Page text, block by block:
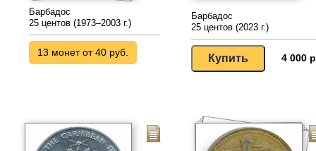
Барбадос
25 центов (1973–2003 г.)
13 монет от 40 руб.
Барбадос
25 центов (2023 г.)
4 000